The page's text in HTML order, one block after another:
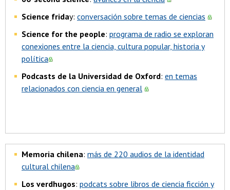
Science friday: conversación sobre temas de ciencias
Science for the people: programa de radio se exploran
conexiones entre la ciencia, cultura popular, historia y
política
Podcasts de la Universidad de Oxford: en temas
relacionados con ciencia en general
Memoria chilena: más de 220 audios de la identidad
cultural chilena
Los verdhugos: podcats sobre libros de ciencia ficción y